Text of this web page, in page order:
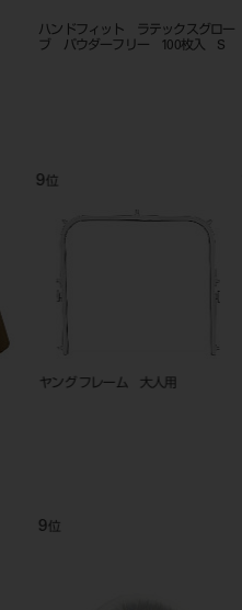
ハンドフィット ラテックスグロー
ブ パウダーフリー 100枚入 S
9 位
ヤング フレーム 大人用
9位